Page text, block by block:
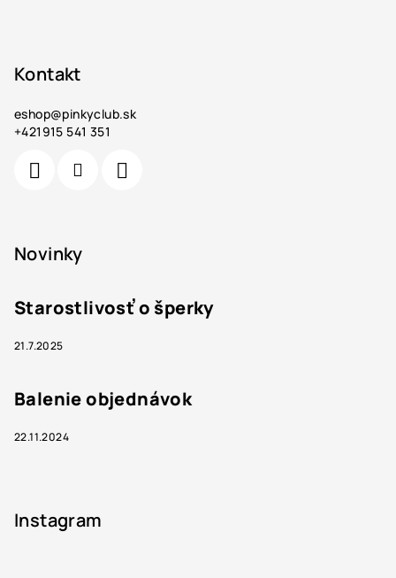
Kontakt
eshop@pinkyclub.sk
+421915 541 351
Novinky
Starostlivosť o šperky
21.7.2025
Balenie objednávok
22.11.2024
Instagram